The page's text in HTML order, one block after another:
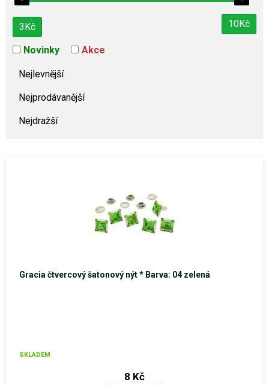
3Kč 10Kč
Novinky Akce
Nejlevnější
Nejprodávanější
Nejdražší
Gracia čtvercový šatonový nýt * Barva: 04 zelená
SKLADEM
8 Kč